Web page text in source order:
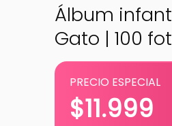
Álbum
Gato | 100
PRECIO ESPECIAL
$11.999